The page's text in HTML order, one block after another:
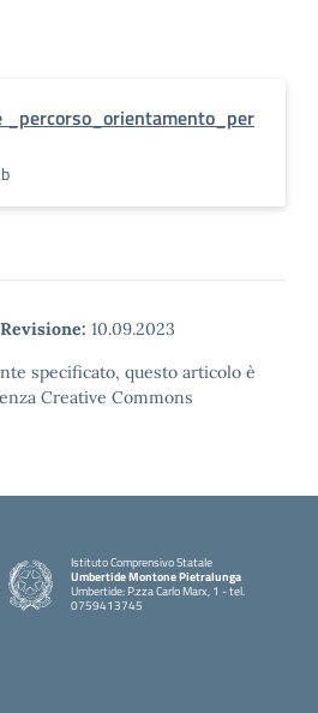
_percorso_orientamento_per
Revisione: 10.09.2023
specificato, questo articolo è
Creative Commons
Istituto Comprensivo Statale
Umbertide Montone Pietralunga
Umbertide: P.zza Carlo Marx, 1 - tel.
0759413745